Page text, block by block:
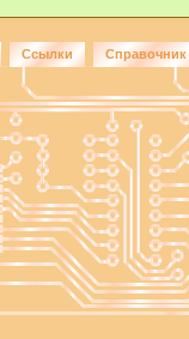
Ссылки Справочник